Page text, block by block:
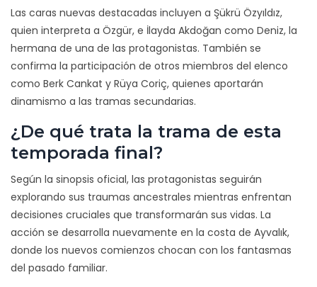
Las caras nuevas destacadas incluyen a Şükrü Özyıldız,
quien interpreta a Özgür, e İlayda Akdoğan como Deniz, la
hermana de una de las protagonistas. También se
confirma la participación de otros miembros del elenco
como Berk Cankat y Rüya Coriç, quienes aportarán
dinamismo a las tramas secundarias.
¿De qué trata la trama de esta
temporada final?
Según la sinopsis oficial, las protagonistas seguirán
explorando sus traumas ancestrales mientras enfrentan
decisiones cruciales que transformarán sus vidas. La
acción se desarrolla nuevamente en la costa de Ayvalık,
donde los nuevos comienzos chocan con los fantasmas
del pasado familiar.